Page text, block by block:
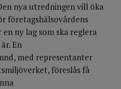
nya utredningen vill öka
företagshälsovårdens
ny lag som ska reglera
En
med representanter
föreslås få